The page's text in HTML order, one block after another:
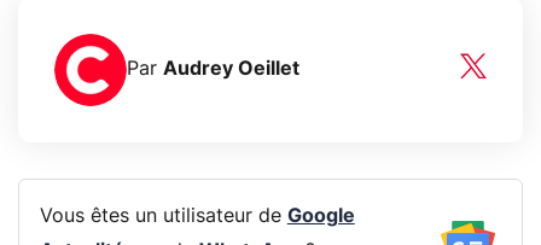
Par Audrey Oeillet
Vous êtes un utilisateur de Google